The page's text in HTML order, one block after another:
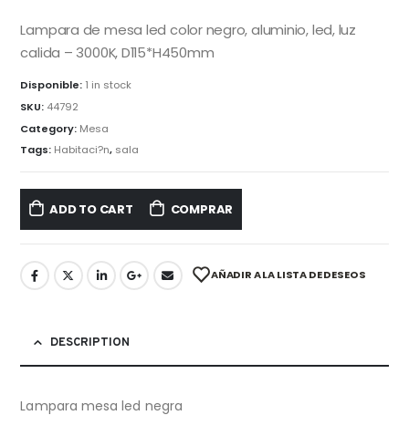
Lampara de mesa led color negro, aluminio, led, luz
calida – 3000K, D115*H450mm
Disponible: 1 in stock
SKU: 44792
Category: Mesa
Tags: Habitaci?n, sala
ADD TO CART COMPRAR
AÑADIR A LA LISTA DE DESEOS
DESCRIPTION
Lampara mesa led negra